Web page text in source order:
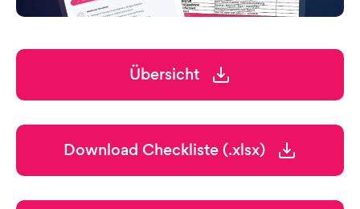
Übersicht
Download Checkliste (.xlsx)